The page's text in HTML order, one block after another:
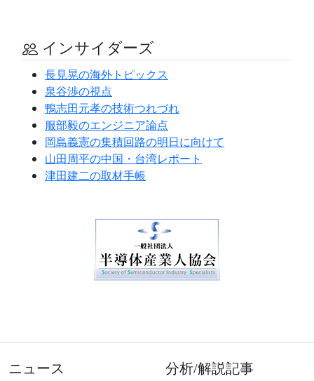
インサイダーズ
長見晃の海外トピックス
泉谷渉の視点
鴨志田元孝の技術つれづれ
服部毅のエンジニア論点
岡島義憲の集積回路の明日に向けて
山田周平の中国・台湾レポート
津田建二の取材手帳
ニュース
分析/解説記事